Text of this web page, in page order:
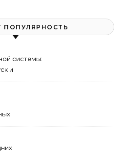
ПОПУЛЯРНОСТЬ
системы:
и